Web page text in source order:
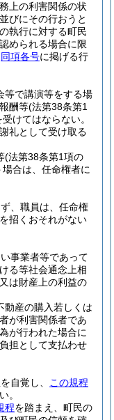
上の利害関係の状
びにその行おうと
執行に対する町民
められる場合に限
同項各号に掲げる行
等で講演等をする場
酬等(法第38条第1
受けてはならない。
礼として受け取る
(法第38条第1項の
場合は、任命権者に
、職員は、任命権
招くおそれがない
事業者等であって
る等社会通念上相
は財産上の利益の
動産の購入若しくは
が利害関係者であ
が行われた場合に
担として支払わせ
自覚し、
この規程
。
程を踏まえ、町民の